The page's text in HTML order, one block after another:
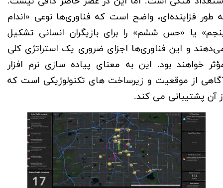
طور فزاینده‌ای، واضح است که فناوری‌ها نوعی «اندام
یا «حس ششم» را برای بازیگران انسانی تشکیل
و این فناوری‌ها اجزای ضروری یک استراتژی کلی
خواهند بود. این به معنای پیاده سازی نرم افزار
از موقعیت و زیرساخت های تکنولوژیکی است که
آن پشتیبانی می کند.